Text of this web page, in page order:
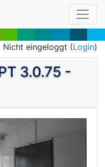
Nicht eingeloggt (Login)
3.0.75 -